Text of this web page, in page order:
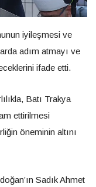
iyileşmesi ve
adım atmayı ve
ifade etti.
Batı Trakya
ettirilmesi
öneminin altını
Sadık Ahmet